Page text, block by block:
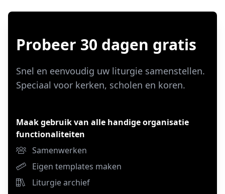
Probeer 30 dagen gratis
Snel en eenvoudig uw liturgie samenstellen.
Speciaal voor kerken, scholen en koren.
Maak gebruik van alle handige organisatie
functionaliteiten
Samenwerken
Eigen templates maken
Liturgie archief